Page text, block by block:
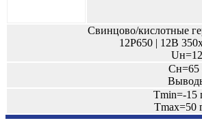
Свинцово/кислотные
12P650 | 12В
Сн=65
Tmin=-15
Tmax=50